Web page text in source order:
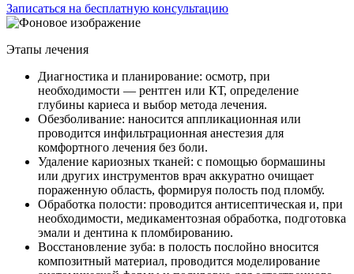
Записаться на бесплатную консультацию
Этапы лечения
Диагностика и планирование: осмотр, при
необходимости — рентген или КТ, определение
глубины кариеса и выбор метода лечения.
Обезболивание: наносится аппликационная или
проводится инфильтрационная анестезия для
комфортного лечения без боли.
Удаление кариозных тканей: с помощью бормашины
или других инструментов врач аккуратно очищает
пораженную область, формируя полость под пломбу.
Обработка полости: проводится антисептическая и, при
необходимости, медикаментозная обработка, подготовка
эмали и дентина к пломбированию.
Восстановление зуба: в полость послойно вносится
композитный материал, проводится моделирование